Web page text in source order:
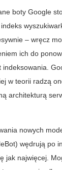
boty Google
– wręcz
ich do
indeksowania.
w teorii radzą
architekturą
nowych
wędrują po
jak najwięcej.